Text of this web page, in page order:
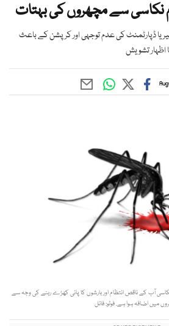
نکاسی سے مچھروں کی بہتات
ڈپارٹمنٹ کی عدم توجہی اور کرپشن کے باعث
اظہار تشویش
آب کے ناقص انتظام اور بارشوں کا پانی کھڑے رہنے کی وجہ سے
میں اضافہ ہوا ہے. فوٹو: فائل